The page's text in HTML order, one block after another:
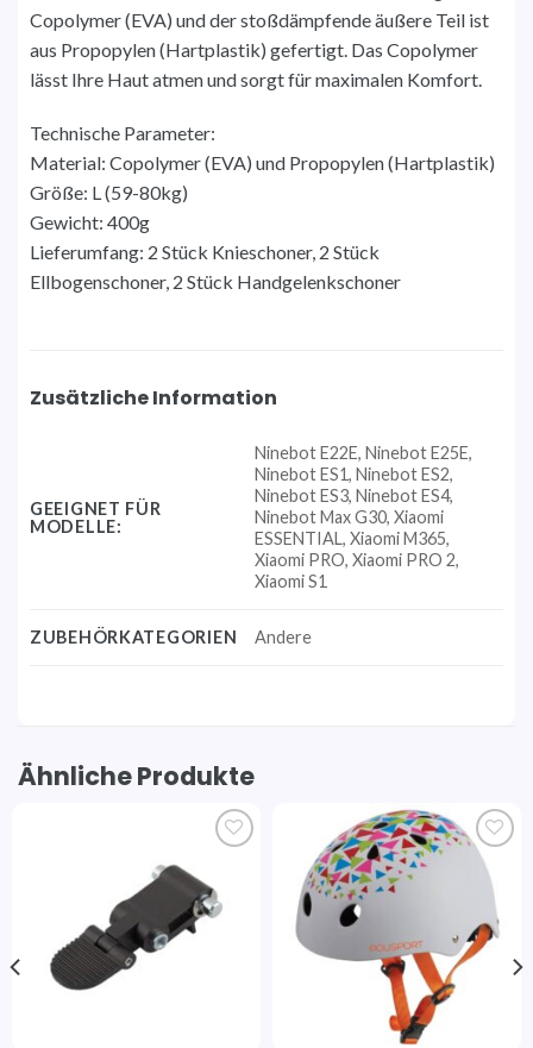
Copolymer (EVA) und der stoßdämpfende äußere Teil ist
aus Propopylen (Hartplastik) gefertigt. Das Copolymer
lässt Ihre Haut atmen und sorgt für maximalen Komfort.
Technische Parameter:
Material: Copolymer (EVA) und Propopylen (Hartplastik)
Größe: L (59-80kg)
Gewicht: 400g
Lieferumfang: 2 Stück Knieschoner, 2 Stück
Ellbogenschoner, 2 Stück Handgelenkschoner
Zusätzliche Information
GEEIGNET FÜR
MODELLE:
Ninebot E22E, Ninebot E25E,
Ninebot ES1, Ninebot ES2,
Ninebot ES3, Ninebot ES4,
Ninebot Max G30, Xiaomi
ESSENTIAL, Xiaomi M365,
Xiaomi PRO, Xiaomi PRO 2,
Xiaomi S1
ZUBEHÖRKATEGORIEN Andere
Ähnliche Produkte
Wunschliste
Auf die
Wunschliste